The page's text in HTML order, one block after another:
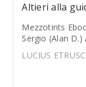
Altieri alla
Mezzotints
Sergio (Alan D.)
LUCIUS